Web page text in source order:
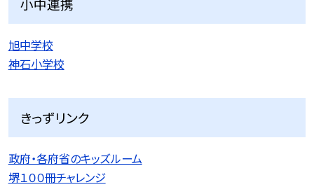
旭中学校
神石小学校
きっずリンク
政府・各府省のキッズルーム
堺１００冊チャレンジ